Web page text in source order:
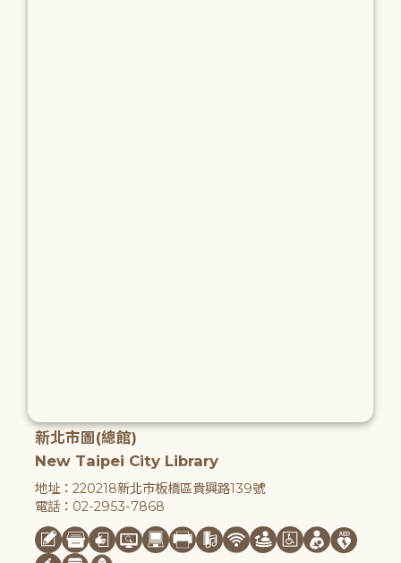
新北市圖(總館)
New Taipei City Library
地址：220218新北市板橋區貴興路139號
電話：02-2953-7868